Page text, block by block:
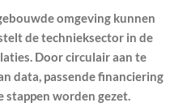
omgeving kunnen
de technieksector in de
Door circulair aan te
data, passende financiering
stappen worden gezet.